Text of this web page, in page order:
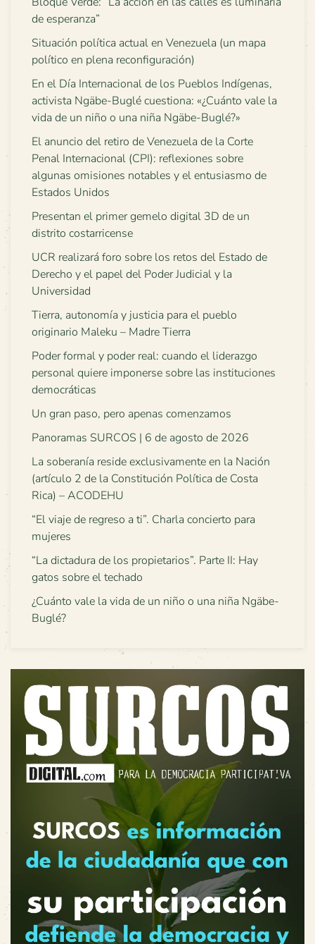
de esperanza”
Situación política actual en Venezuela (un mapa
político en plena reconfiguración)
En el Día Internacional de los Pueblos Indígenas,
activista Ngäbe-Buglé cuestiona: «¿Cuánto vale la
vida de un niño o una niña Ngäbe-Buglé?»
El anuncio del retiro de Venezuela de la Corte
Penal Internacional (CPI): reflexiones sobre
algunas omisiones notables y el entusiasmo de
Estados Unidos
Presentan el primer gemelo digital 3D de un
distrito costarricense
UCR realizará foro sobre los retos del Estado de
Derecho y el papel del Poder Judicial y la
Universidad
Tierra, autonomía y justicia para el pueblo
originario Maleku – Madre Tierra
Poder formal y poder real: cuando el liderazgo
personal quiere imponerse sobre las instituciones
democráticas
Un gran paso, pero apenas comenzamos
Panoramas SURCOS | 6 de agosto de 2026
La soberanía reside exclusivamente en la Nación
(artículo 2 de la Constitución Política de Costa
Rica) – ACODEHU
“El viaje de regreso a ti”. Charla concierto para
mujeres
“La dictadura de los propietarios”. Parte II: Hay
gatos sobre el techado
¿Cuánto vale la vida de un niño o una niña Ngäbe-
Buglé?